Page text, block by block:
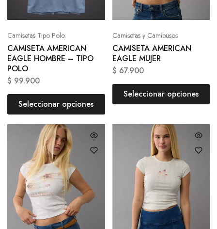
Camisetas Tipo Polo
CAMISETA AMERICAN
EAGLE HOMBRE – TIPO
POLO
$ 99.900
Seleccionar opciones
Camisetas y Camibusos
CAMISETA AMERICAN
EAGLE MUJER
$ 67.900
Seleccionar opciones